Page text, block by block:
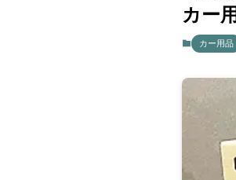
カー
カー用品